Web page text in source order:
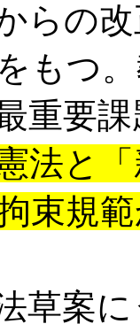
らの改
もつ
重要
法と
束規
草案